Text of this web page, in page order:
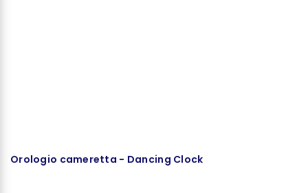
Orologio cameretta - Dancing Clock